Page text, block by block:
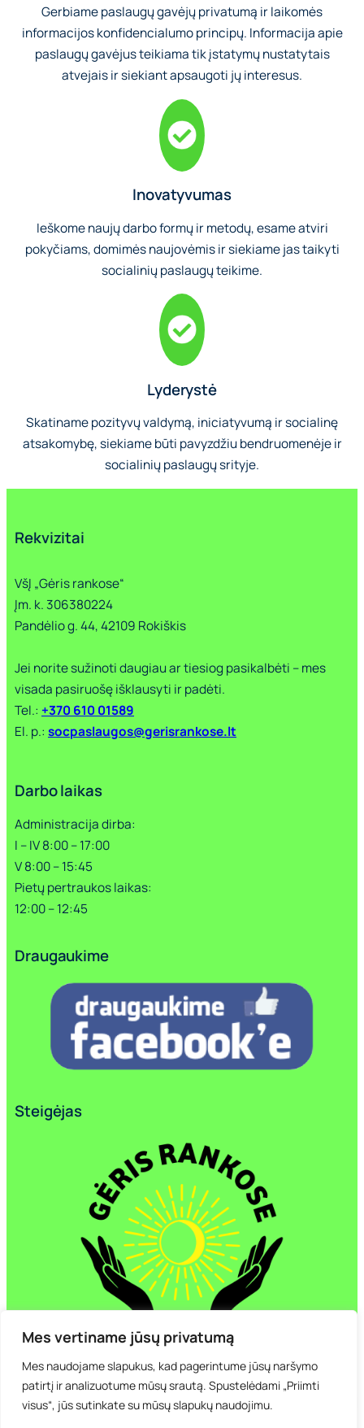
Mes vertiname jūsų privatumą
Mes naudojame slapukus, kad pagerintume jūsų naršymo
patirtį ir analizuotume mūsų srautą. Spustelėdami „Priimti
visus“, jūs sutinkate su mūsų slapukų naudojimu.
Gerbiame paslaugų gavėjų privatumą ir laikomės
informacijos konfidencialumo principų. Informacija apie
paslaugų gavėjus teikiama tik įstatymų nustatytais
atvejais ir siekiant apsaugoti jų interesus.
Inovatyvumas
Ieškome naujų darbo formų ir metodų, esame atviri
pokyčiams, domimės naujovėmis ir siekiame jas taikyti
socialinių paslaugų teikime.
Lyderystė
Skatiname pozityvų valdymą, iniciatyvumą ir socialinę
atsakomybę, siekiame būti pavyzdžiu bendruomenėje ir
socialinių paslaugų srityje.
Rekvizitai
VšĮ „Gėris rankose“
Įm. k. 306380224
Pandėlio g. 44, 42109 Rokiškis
Jei norite sužinoti daugiau ar tiesiog pasikalbėti – mes
visada pasiruošę išklausyti ir padėti.
Tel.: +370 610 01589
El. p.: socpaslaugos@gerisrankose.lt
Darbo laikas
Administracija dirba:
I – IV 8:00 – 17:00
V 8:00 – 15:45
Pietų pertraukos laikas:
12:00 – 12:45
Draugaukime
Steigėjas